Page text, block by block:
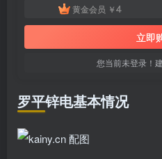
黄金会员 ￥4
立即
您当前未登录！
罗平锌电基本情况